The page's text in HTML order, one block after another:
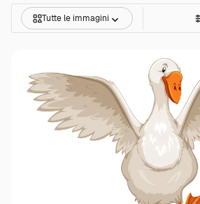
Tutte le immagini